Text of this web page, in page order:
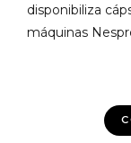
disponibiliza
máquinas